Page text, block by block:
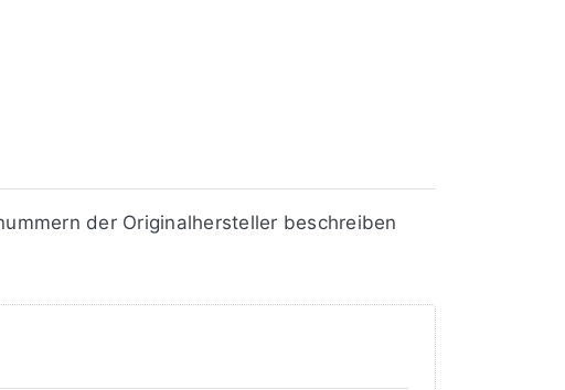
der Originalhersteller beschreiben